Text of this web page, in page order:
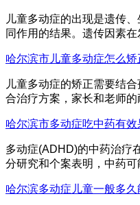
儿童多动症的出现是遗传
同作用的结果。遗传因素
哈尔滨市儿童多动症怎么矫
儿童多动症的矫正需要结
合治疗方案，家长和老师
哈尔滨市多动症吃中药有效
多动症(ADHD)的中药治疗
分研究和个案表明，中药
哈尔滨多动症儿童一般多久